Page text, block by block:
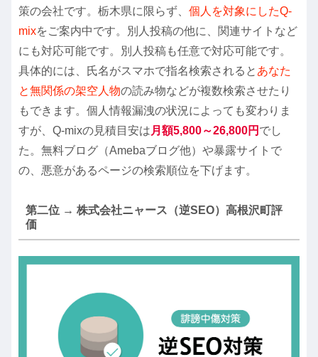
策の会社です。栃木県に限らず、 個人を対象にしたQ-
mixをご案内中です。別人投稿の他に、関連サイトなど
にも対応可能です。別人投稿も任意で対応可能です。
具体的には、氏名がスマホで指名検索されると あなた
と無関係の架空人物の読み物などが複数検索させたり
もできます。個人情報漏洩の状況によっても変わりま
すが、Q-mixの見積目安は 月額5,800～26,800円 でし
た。無料ブログ（Amebaブログ他）や暴露サイトで
の、悪意があるページの検索順位を下げます。
第二位 → 株式会社ニャース（逆SEO）高根沢町評
価